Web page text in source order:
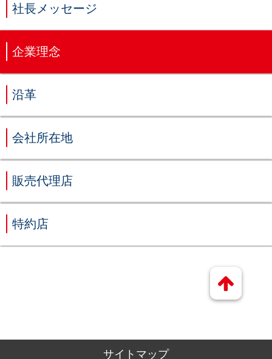
社長メッセージ
企業理念
沿革
会社所在地
販売代理店
特約店
サイトマップ